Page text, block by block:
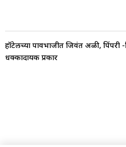
हॉटेलच्या पावभाजीत जिवंत अळी, पिंपरी
धक्कादायक प्रकार